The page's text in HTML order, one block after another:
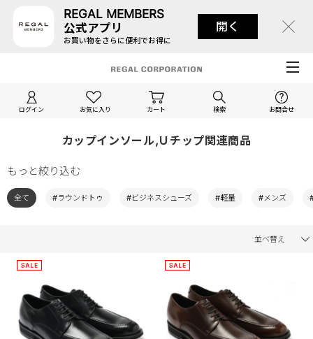
REGAL MEMBERS
公式アプリ
お買い物をさらに便利でお得に
開く
ログイン お気に入り カート 検索 お問合せ
カップインソール,Ｕチップ関連商品
もっと絞り込む
全て #ラウンドトゥ #ビジネスシューズ #軽量 #メンズ
並べ替え